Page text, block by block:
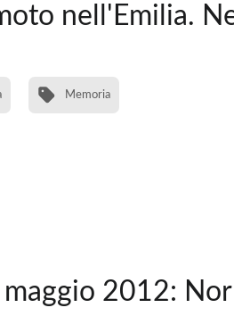
nell'Emilia.
Memoria
maggio 2012: